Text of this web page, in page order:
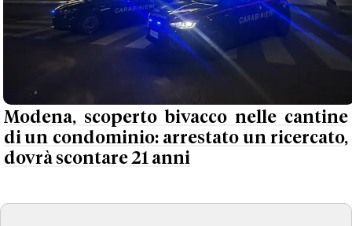
Modena, scoperto bivacco nelle cantine
di un condominio: arrestato un ricercato,
dovrà scontare 21 anni